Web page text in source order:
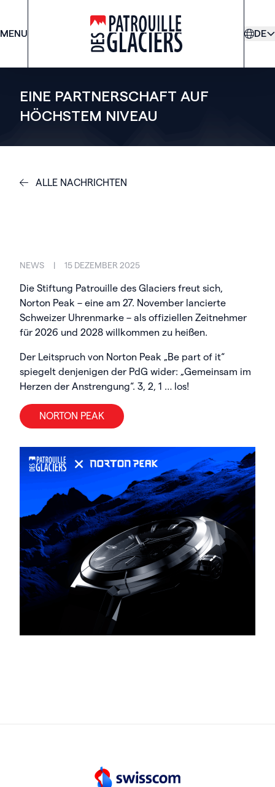
MENU DE
PDG
EINE PARTNERSCHAFT AUF
HÖCHSTEM NIVEAU
ALLE NACHRICHTEN
NEWS | 15 DEZEMBER 2025
Die Stiftung Patrouille des Glaciers freut sich,
Norton Peak – eine am 27. November lancierte
Schweizer Uhrenmarke – als offiziellen Zeitnehmer
für 2026 und 2028 willkommen zu heißen.
Der Leitspruch von Norton Peak „Be part of it“
spiegelt denjenigen der PdG wider: „Gemeinsam im
Herzen der Anstrengung“. 3, 2, 1 … los!
NORTON PEAK